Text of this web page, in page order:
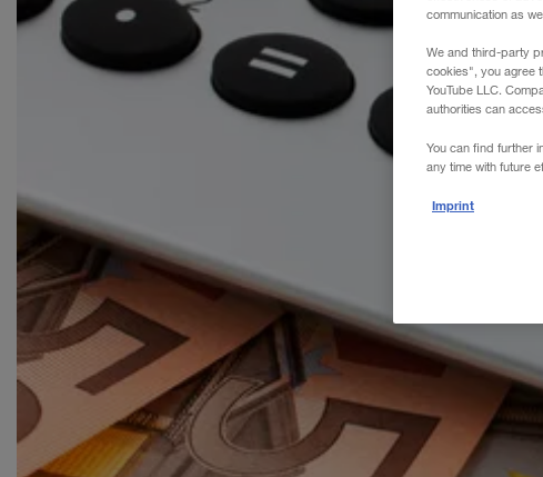
WALTER REAL ESTATE GmbH
communication as
We and third-party
cookies", you agree
YouTube LLC.
authorities can
You can find further
any time with future
Imprint